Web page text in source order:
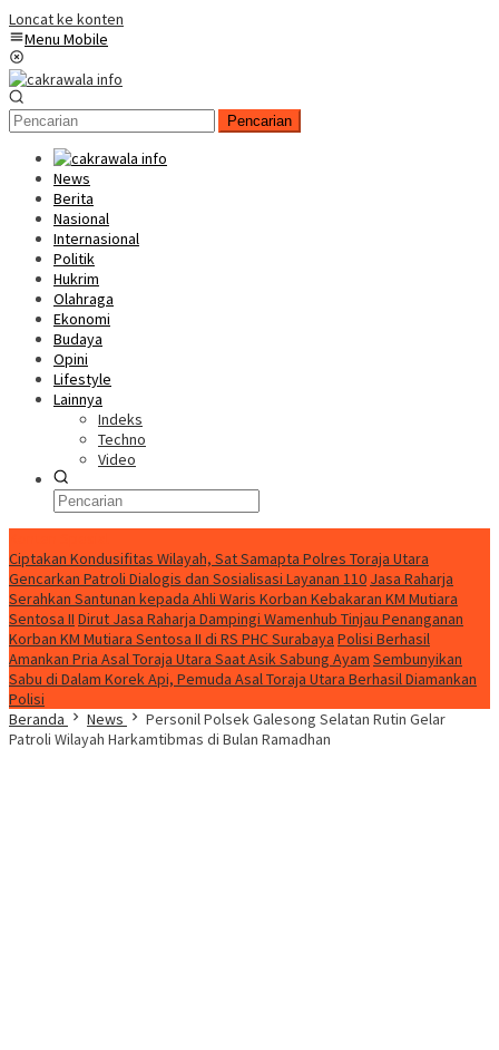
Loncat ke konten
Menu Mobile
Pencarian
News
Berita
Nasional
Internasional
Politik
Hukrim
Olahraga
Ekonomi
Budaya
Opini
Lifestyle
Lainnya
Indeks
Techno
Video
Ciptakan Kondusifitas Wilayah, Sat Samapta Polres Toraja Utara
Gencarkan Patroli Dialogis dan Sosialisasi Layanan 110 Jasa Raharja
Serahkan Santunan kepada Ahli Waris Korban Kebakaran KM Mutiara
Sentosa II Dirut Jasa Raharja Dampingi Wamenhub Tinjau Penanganan
Korban KM Mutiara Sentosa II di RS PHC Surabaya Polisi Berhasil
Amankan Pria Asal Toraja Utara Saat Asik Sabung Ayam Sembunyikan
Sabu di Dalam Korek Api, Pemuda Asal Toraja Utara Berhasil Diamankan
Polisi
Beranda
News
Personil Polsek Galesong Selatan Rutin Gelar
Patroli Wilayah Harkamtibmas di Bulan Ramadhan